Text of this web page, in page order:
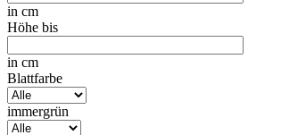
in cm
Höhe bis
in cm
Blattfarbe
immergrün